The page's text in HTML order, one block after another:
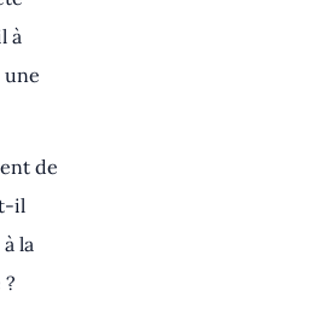
à
de
il
la